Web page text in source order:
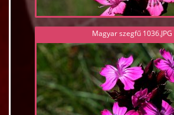
Magyar szegfű 1036.JPG